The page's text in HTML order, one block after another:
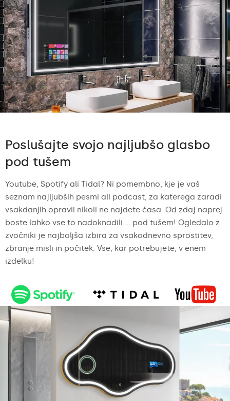
Poslušajte svojo najljubšo glasbo
pod tušem
Youtube, Spotify ali Tidal? Ni pomembno, kje je vaš
seznam najljubših pesmi ali podcast, za katerega zaradi
vsakdanjih opravil nikoli ne najdete časa. Od zdaj naprej
boste lahko vse to nadoknadili ... pod tušem! Ogledalo z
zvočniki je najboljša izbira za vsakodnevno sprostitev,
zbranje misli in počitek. Vse, kar potrebujete, v enem
izdelku!